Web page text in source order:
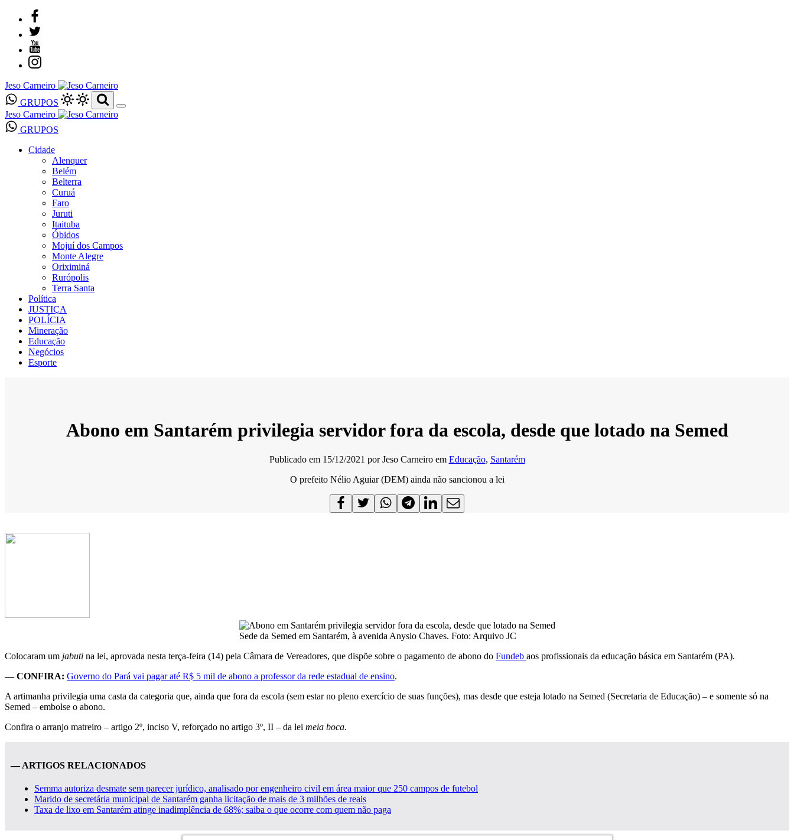
Jeso Carneiro
GRUPOS
Jeso Carneiro
GRUPOS
Cidade
Alenquer
Belém
Belterra
Curuá
Faro
Juruti
Itaituba
Óbidos
Mojuí dos Campos
Monte Alegre
Oriximiná
Rurópolis
Terra Santa
Política
JUSTIÇA
POLÍCIA
Mineração
Educação
Negócios
Esporte
Abono em Santarém privilegia servidor fora da escola, desde que lotado na Semed
Publicado em 15/12/2021 porJeso Carneiro em Educação, Santarém
O prefeito Nélio Aguiar (DEM) ainda não sancionou a lei
Sede da Semed em Santarém, à avenida Anysio Chaves. Foto: Arquivo JC
Colocaram um jabuti na lei, aprovada nesta terça-feira (14) pela Câmara de Vereadores, que dispõe sobre o pagamento de abono do Fundeb aos profissionais da educação básica em Santarém (PA).
— CONFIRA: Governo do Pará vai pagar até R$ 5 mil de abono a professor da rede estadual de ensino.
A artimanha privilegia uma casta da categoria que, ainda que fora da escola (sem estar no pleno exercício de suas funções), mas desde que esteja lotado na Semed (Secretaria de Educação) – e somente só na
Semed – embolse o abono.
Confira o arranjo matreiro – artigo 2º, inciso V, reforçado no artigo 3º, II – da lei meia boca.
— ARTIGOS RELACIONADOS
Semma autoriza desmate sem parecer jurídico, analisado por engenheiro civil em área maior que 250 campos de futebol
Marido de secretária municipal de Santarém ganha licitação de mais de 3 milhões de reais
Taxa de lixo em Santarém atinge inadimplência de 68%; saiba o que ocorre com quem não paga